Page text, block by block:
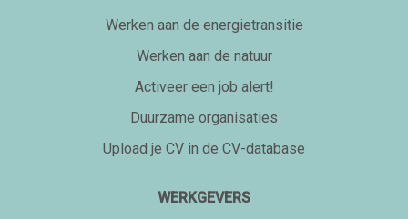
Werken aan de energietransitie
Werken aan de natuur
Activeer een job alert!
Duurzame organisaties
Upload je CV in de CV-database
WERKGEVERS